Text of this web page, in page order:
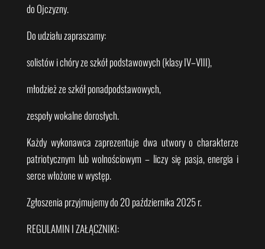
do Ojczyzny.
Do udziału zapraszamy:
solistów i chóry ze szkół podstawowych (klasy IV–VIII),
młodzież ze szkół ponadpodstawowych,
zespoły wokalne dorosłych.
Każdy wykonawca zaprezentuje dwa utwory o charakterze
patriotycznym lub wolnościowym – liczy się pasja, energia i
serce włożone w występ.
Zgłoszenia przyjmujemy do 20 października 2025 r.
REGULAMIN I ZAŁĄCZNIKI: